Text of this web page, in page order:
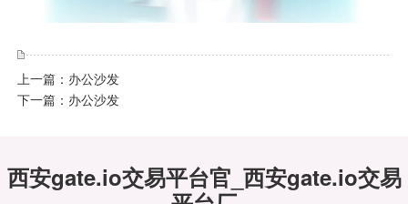
上一篇： 办公沙发
下一篇： 办公沙发
西安gate.io交易平台官_西安gate.io交易